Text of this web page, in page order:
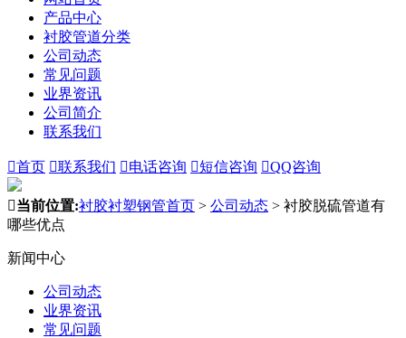
产品中心
衬胶管道分类
公司动态
常见问题
业界资讯
公司简介
联系我们
首页 联系我们 电话咨询 短信咨询 QQ咨询
当前位置:衬胶衬塑钢管首页 > 公司动态 > 衬胶脱硫管道有
哪些优点
新闻中心
公司动态
业界资讯
常见问题